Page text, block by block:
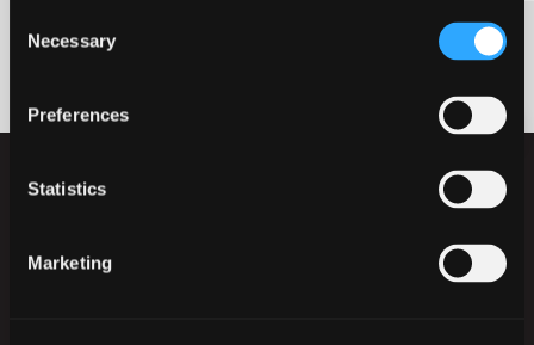
Selection
Necessary
Preferences
Statistics
Marketing